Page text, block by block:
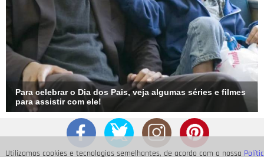
Utilizamos cookies e tecnologias semelhantes, de acordo com a nossa
Para celebrar o Dia dos Pais, veja algumas séries e filmes
para assistir com ele!